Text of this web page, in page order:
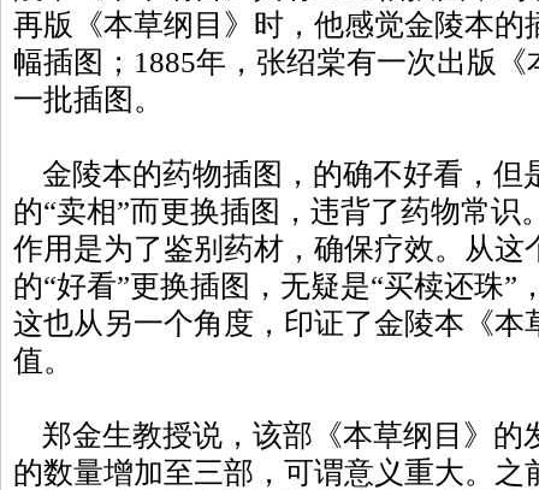
再版《本草纲目》时，他感觉金陵本的
幅插图；1885年，张绍棠有一次出版
一批插图。
金陵本的药物插图，的确不好看，但
的“卖相”而更换插图，违背了药物常识
作用是为了鉴别药材，确保疗效。从这
的“好看”更换插图，无疑是“买椟还珠”
这也从另一个角度，印证了金陵本《本
值。
郑金生教授说，该部《本草纲目》的
的数量增加至三部，可谓意义重大。之